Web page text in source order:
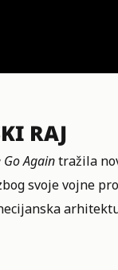
RAJ
Againtražila
svoje vojne